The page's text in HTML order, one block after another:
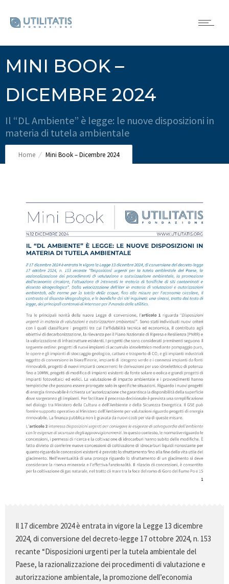
MINI BOOK –
DICEMBRE 2024
Il “DL Ambiente” è legge: le nuove disposizioni in
materia di tutela ambientale
Home Mini Book – Dicembre 2024
Il 17 dicembre 2024 è entrata in vigore la Legge 13 dicembre
2024, di conversione del decreto-legge 17 ottobre 2024, n. 153
recante “Disposizioni urgenti per la tutela ambientale del
Paese, la razionalizzazione dei procedimenti di valutazione e
autorizzazione ambientale, la promozione dell’economia